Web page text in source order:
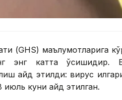
(GHS) маълумотларига
энг катта ўсишидир.
қайд этилди: вирус
куни қайд этилган.